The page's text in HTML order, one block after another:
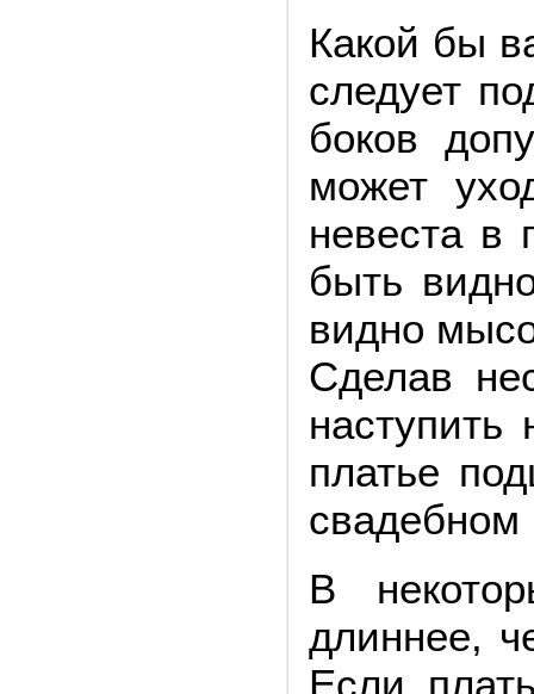
Какой бы
следует
боков
может
невеста в
быть
видно
Сделав
платье
свадебном
В
длиннее,
Если